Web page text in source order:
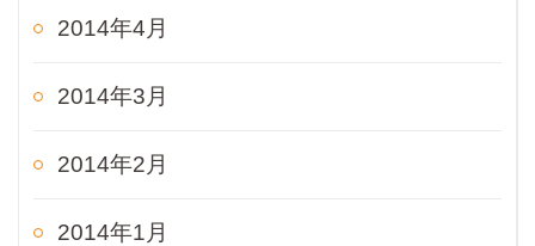
2014年4月
2014年3月
2014年2月
2014年1月